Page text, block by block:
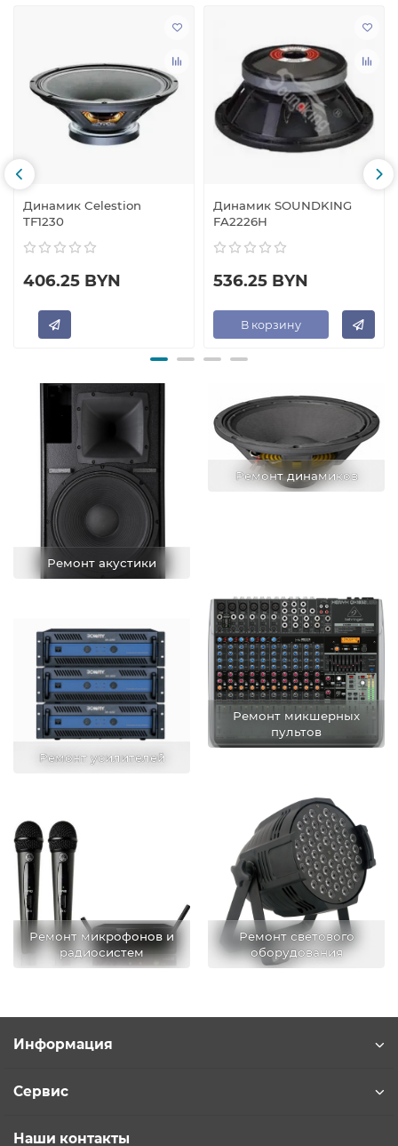
Динамик Celestion
TF1230
406.25 BYN
Динамик SOUNDKING
FA2226H
536.25 BYN
В корзину
Ремонт акустики
Ремонт динамиков
Ремонт усилителей
Ремонт микшерных
пультов
Ремонт микрофонов и
радиосистем
Ремонт светового
оборудования
Информация
Сервис
Наши контакты